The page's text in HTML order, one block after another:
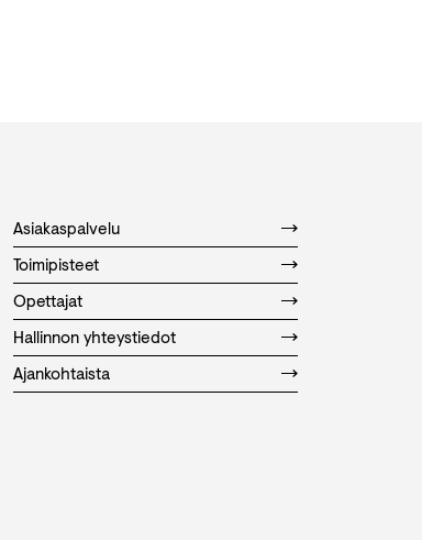
Asiakaspalvelu
Toimipisteet
Opettajat
Hallinnon yhteystiedot
Ajankohtaista